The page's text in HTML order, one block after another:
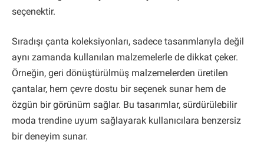
seçenektir.
Sıradışı çanta koleksiyonları, sadece tasarımlarıyla değil
aynı zamanda kullanılan malzemelerle de dikkat çeker.
Örneğin, geri dönüştürülmüş malzemelerden üretilen
çantalar, hem çevre dostu bir seçenek sunar hem de
özgün bir görünüm sağlar. Bu tasarımlar, sürdürülebilir
moda trendine uyum sağlayarak kullanıcılara benzersiz
bir deneyim sunar.